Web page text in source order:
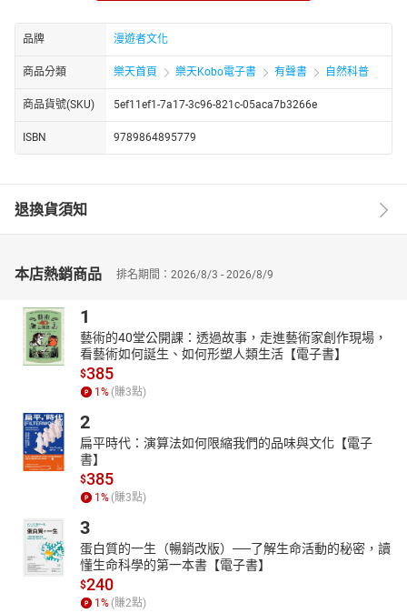
讓鳥類與熊取用築巢。甚至傳統的印第安人採集苔蘚，方便他們可
以擦去鮭魚皮上的黏液毒素，人們也在手套與靴子裡塞進苔蘚，隔
絕冬日凜冽的寒氣；在沒有幫寶適的年代，乾苔蘚的瞬吸功能，就
是寶寶們最好的尿布；還有，女性在月事期間，一籃又一籃精挑細
選過的苔蘚，就是陪伴她們度過這段靈性高峰的好朋友；甚至印第
安人也將灰苔做成枕頭，據說，那會讓人們做上特別的夢……
另外，苔蘚的神奇力量，無論是對一座森林的運作，或是在人類的
的感受力，就像人類的肺部一樣精密，只要周遭的空氣一變差，就
會立刻被衝擊影響。所以，苔蘚成了另類的空汙指標，只要空汙稍
緯，揉合作者多年來的生命故事與研究苔類的心得。你無須硬背下
一點點好奇心，相信很快就可以在故事的帶領下，輕鬆地走進苔蘚
的世界。
★本有聲書由【漫遊者事業群 × 遍路文化】聯合製作。朗讀版本：
2021年3月 初版五刷。版權申告：本書譯文為漫遊者文化所有，非
經書面同意，不得以任何形式任意重製、轉載。版權所有，盜錄必
究。
作者簡介｜羅賓・沃爾・基默爾
紐約州立大學環境科學與森林學院轄下的環境與林業生物系副教
授。教授內容包含土地和文化、傳統生態知識、民族植物學、苔蘚
類植物生態學、干擾生態學和植物學總論等課程。她的工作之一是
為美洲原住民提供更多的環境科學的研究途徑，以及從更廣泛的實
證角度獲益的科學。著有《三千分之一的森林》以及《編織聖草》
等書。
審定者簡介｜楊嘉棟
臺大森林所碩士、東海大學生命科學研究所博士，現任職於特有生
品牌 漫遊者文化
商品分類 樂天首頁 樂天Kobo電子書 有聲書 自然科普
商品貨號(SKU) 5ef11ef1-7a17-3c96-821c-05aca7b3266e
ISBN 9789864895779
退換貨須知
本店熱銷商品 排名期間：2026/8/3 - 2026/8/9
1
藝術的40堂公開課：透過故事，走進藝術家創作現場，
看藝術如何誕生、如何形塑人類生活【電子書】
$385
1 % (賺3點)
2
扁平時代：演算法如何限縮我們的品味與文化【電子
書】
$385
1 % (賺3點)
3
蛋白質的一生（暢銷改版）──了解生命活動的秘密，讀
懂生命科學的第一本書【電子書】
$240
1 % (賺2點)